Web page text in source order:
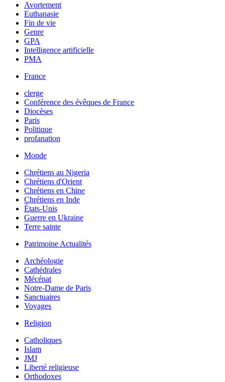
Avortement
Euthanasie
Fin de vie
Genre
GPA
Intelligence artificielle
PMA
France
clerge
Conférence des évêques de France
Diocèses
Paris
Politique
profanation
Monde
Chrétiens au Nigeria
Chrétiens d'Orient
Chrétiens en Chine
Chrétiens en Inde
États-Unis
Guerre en Ukraine
Terre sainte
Patrimoine Actualités
Archéologie
Cathédrales
Mécénat
Notre-Dame de Paris
Sanctuaires
Voyages
Religion
Catholiques
Islam
JMJ
Liberté religieuse
Orthodoxes